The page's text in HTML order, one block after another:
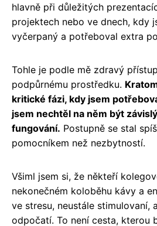
hlavně při důležitých
projektech nebo ve dnech, kdy
vyčerpaný a potřeboval extra
Tohle je podle mě zdravý
podpůrnému prostředku.
kritické fázi, kdy jsem
jsem nechtěl na něm být
fungování. Postupně se stal
pomocníkem než nezbytností.
Všiml jsem si, že někteří
nekonečném koloběhu kávy a
ve stresu, neustále stimulovaní,
odpočatí. To není cesta, kterou